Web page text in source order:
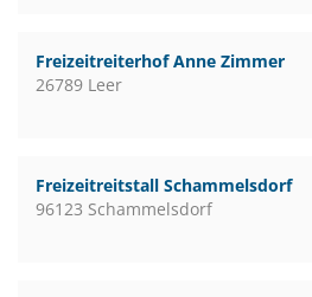
Freizeitreiterhof Anne Zimmer
26789 Leer
Freizeitreitstall Schammelsdorf
96123 Schammelsdorf